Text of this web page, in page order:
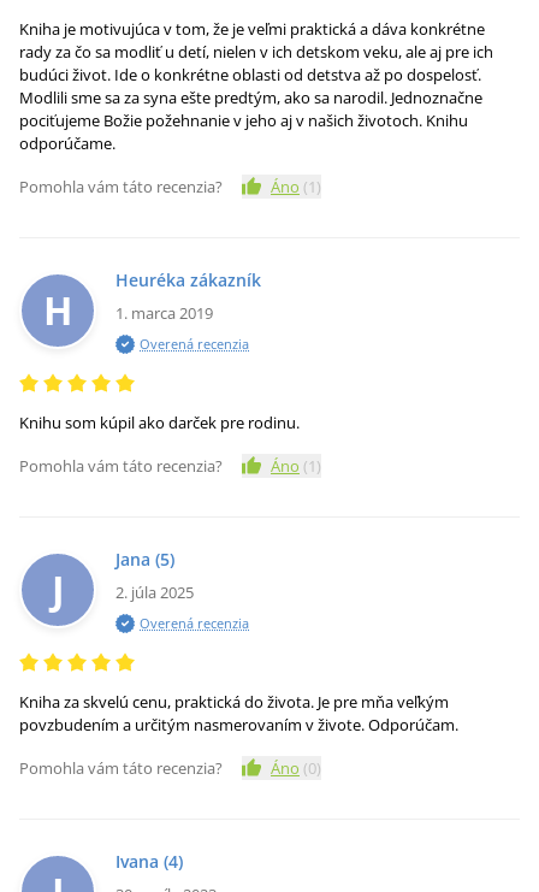
Kniha je motivujúca v tom, že je veľmi praktická a dáva konkrétne
rady za čo sa modliť u detí, nielen v ich detskom veku, ale aj pre ich
budúci život. Ide o konkrétne oblasti od detstva až po dospelosť.
Modlili sme sa za syna ešte predtým, ako sa narodil. Jednoznačne
pociťujeme Božie požehnanie v jeho aj v našich životoch. Knihu
odporúčame.
Pomohla vám táto recenzia?
Áno (1)
H
Heuréka zákazník
1. marca 2019
Overená recenzia
Knihu som kúpil ako darček pre rodinu.
Pomohla vám táto recenzia?
Áno (1)
J
Jana (5)
2. júla 2025
Overená recenzia
Kniha za skvelú cenu, praktická do života. Je pre mňa veľkým
povzbudením a určitým nasmerovaním v živote. Odporúčam.
Pomohla vám táto recenzia?
Áno (0)
Ivana (4)